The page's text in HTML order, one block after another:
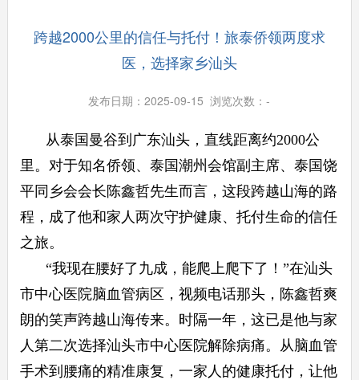
跨越2000公里的信任与托付！旅泰侨领两度求
医，选择家乡汕头
发布日期：2025-09-15 浏览次数：-
从泰国曼谷到广东汕头，直线距离约2000公
里。对于知名侨领、泰国潮州会馆副主席、泰国饶
平同乡会会长陈鑫哲先生而言，这段跨越山海的路
程，成了他和家人两次守护健康、托付生命的信任
之旅。
“我现在腰好了九成，能爬上爬下了！”在汕头
市中心医院脑血管病区，视频电话那头，陈鑫哲爽
朗的笑声跨越山海传来。时隔一年，这已是他与家
人第二次选择汕头市中心医院解除病痛。从脑血管
手术到腰痛的精准康复，一家人的健康托付，让他